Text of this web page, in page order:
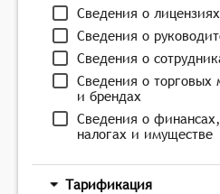
Сведения о лицензиях
Сведения о
Сведения о
Сведения о торговых
и брендах
Сведения о финансах,
налогах и имуществе
Тарификация